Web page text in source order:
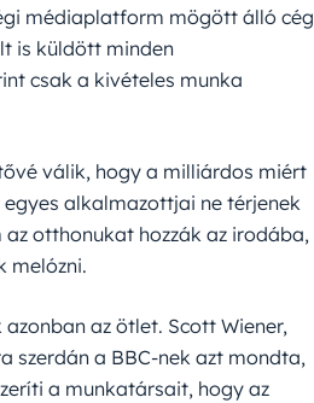
médiaplatform mögött álló cég
is küldött minden
csak a kivételes munka
válik, hogy a milliárdos miért
alkalmazottjai ne térjenek
otthonukat hozzák az irodába,
melózni.
az ötlet. Scott Wiener,
szerdán a BBC-nek azt mondta,
a munkatársait, hogy az